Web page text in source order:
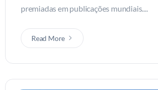
premiadas em publicações mundiais....
Read More